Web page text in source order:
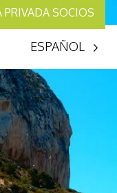
PRIVADA SOCIOS
ESPAÑOL